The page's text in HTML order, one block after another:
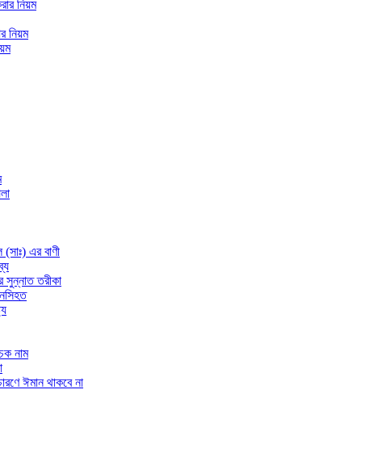
নিয়ম
নিয়ম
(সাঃ) এর বাণী
সুন্নাত তরীকা
নাম
ঈমান থাকবে না